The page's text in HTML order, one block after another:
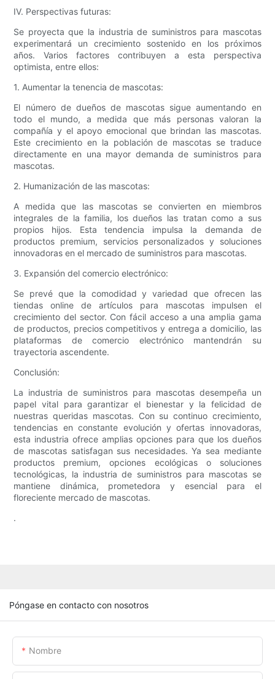
IV. Perspectivas futuras:
Se proyecta que la industria de suministros para mascotas
experimentará un crecimiento sostenido en los próximos
años. Varios factores contribuyen a esta perspectiva
optimista, entre ellos:
1. Aumentar la tenencia de mascotas:
El número de dueños de mascotas sigue aumentando en
todo el mundo, a medida que más personas valoran la
compañía y el apoyo emocional que brindan las mascotas.
Este crecimiento en la población de mascotas se traduce
directamente en una mayor demanda de suministros para
mascotas.
2. Humanización de las mascotas:
A medida que las mascotas se convierten en miembros
integrales de la familia, los dueños las tratan como a sus
propios hijos. Esta tendencia impulsa la demanda de
productos premium, servicios personalizados y soluciones
innovadoras en el mercado de suministros para mascotas.
3. Expansión del comercio electrónico:
Se prevé que la comodidad y variedad que ofrecen las
tiendas online de artículos para mascotas impulsen el
crecimiento del sector. Con fácil acceso a una amplia gama
de productos, precios competitivos y entrega a domicilio, las
plataformas de comercio electrónico mantendrán su
trayectoria ascendente.
Conclusión:
La industria de suministros para mascotas desempeña un
papel vital para garantizar el bienestar y la felicidad de
nuestras queridas mascotas. Con su continuo crecimiento,
tendencias en constante evolución y ofertas innovadoras,
esta industria ofrece amplias opciones para que los dueños
de mascotas satisfagan sus necesidades. Ya sea mediante
productos premium, opciones ecológicas o soluciones
tecnológicas, la industria de suministros para mascotas se
mantiene dinámica, prometedora y esencial para el
floreciente mercado de mascotas.
.
Póngase en contacto con nosotros
Nombre